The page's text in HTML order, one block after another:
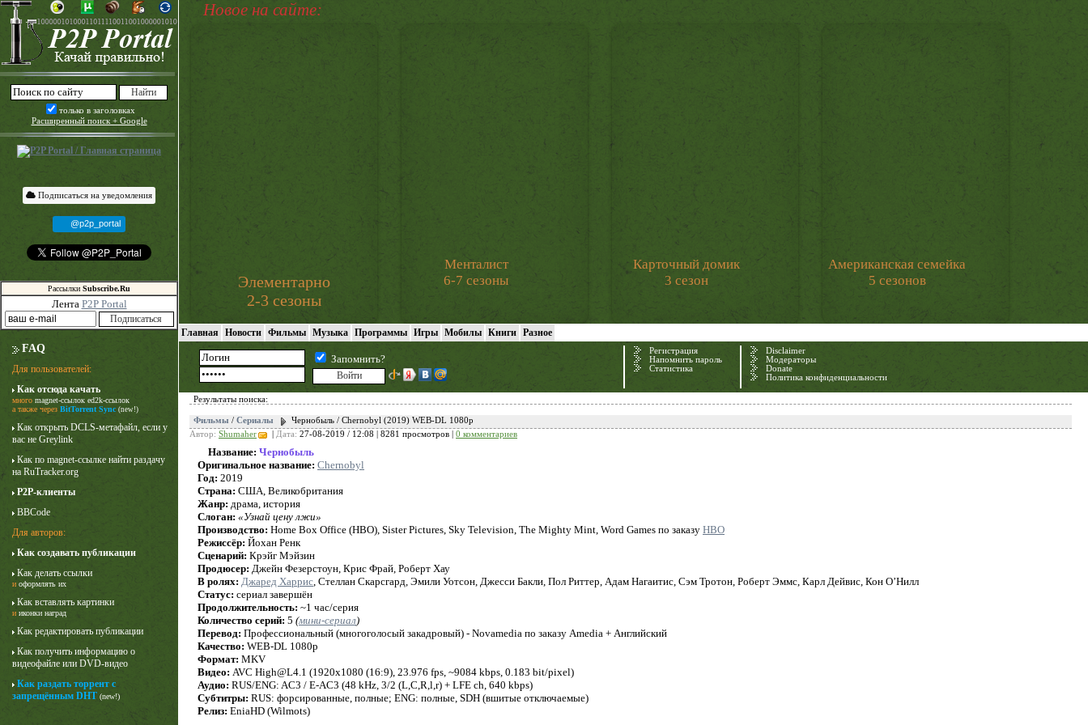
только в заголовках
Расширенный поиск + Google
Подписаться на уведомления
@p2p_portal
Рассылки Subscribe.Ru
Лента P2P Portal
FAQ
Для пользователей:
Как отсюда качать
много magnet-ссылок ed2k-ссылок
а также через BitTorrent Sync (new!)
Как открыть DCLS-метафайл, если у
вас не Greylink
Как по magnet-ссылке найти раздачу
на RuTracker.org
P2P-клиенты
BBCode
Для авторов:
Как создавать публикации
Как делать ссылки
и оформлять их
Как вставлять картинки
и иконки наград
Как редактировать публикации
Как получить информацию о
видеофайле или DVD-видео
Как раздать торрент с
запрещённым DHT (new!)
Новое на сайте:
Элементарно
2-3 сезоны
Менталист
6-7 сезоны
Карточный домик
3 сезон
Американская семейка
5 сезонов
Лучше звоните Солу
1 сезон
Need for Speed:
Porsche Unleashed
Главная Новости Фильмы Музыка Программы Игры Мобилы Книги Разное
Запомнить?
Регистрация
Напомнить пароль
Статистика
Disclaimer
Модераторы
Donate
Политика конфиденциальности
Результаты поиска:
Фильмы / Сериалы
Чернобыль / Chernobyl (2019) WEB-DL 1080p
Автор: Shumaher Дата: 27-08-2019 / 12:08 | 8281 просмотров | 0 комментариев
Название: Чернобыль
Оригинальное название: Chernobyl
Год: 2019
Страна: США, Великобритания
Жанр: драма, история
Слоган: «Узнай цену лжи»
Производство: Home Box Office (HBO), Sister Pictures, Sky Television, The Mighty Mint, Word Games по заказу HBO
Режиссёр: Йохан Ренк
Сценарий: Крэйг Мэйзин
Продюсер: Джейн Фезерстоун, Крис Фрай, Роберт Хау
В ролях: Джаред Харрис, Стеллан Скарсгард, Эмили Уотсон, Джесси Бакли, Пол Риттер, Адам Нагаитис, Сэм Тротон, Роберт Эммс, Карл Дейвис, Кон О’Нилл
Статус: сериал завершён
Продолжительность: ~1 час/серия
Количество серий: 5 (мини-сериал)
Перевод: Профессиональный (многоголосый закадровый) - Novamedia по заказу Amedia + Английский
Качество: WEB-DL 1080p
Формат: MKV
Видео: AVC High@L4.1 (1920x1080 (16:9), 23.976 fps, ~9084 kbps, 0.183 bit/pixel)
Аудио: RUS/ENG: AC3 / E-AC3 (48 kHz, 3/2 (L,C,R,l,r) + LFE ch, 640 kbps)
Субтитры: RUS: форсированные, полные; ENG: полные, SDH (вшитые отключаемые)
Релиз: EniaHD (Wilmots)